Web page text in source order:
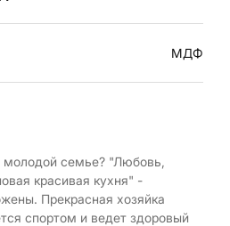
МДФ
семье? "Любовь,
красивая кухня" -
Прекрасная хозяйка
спортом и ведет здоровый